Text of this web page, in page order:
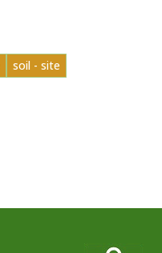
soil - site